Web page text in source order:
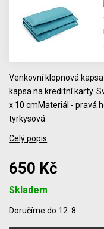
Venkovní klopnová
kapsa na kreditní karty.
x 10 cmMateriál - pravá
tyrkysová
Celý popis
650 Kč
Skladem
Doručíme do 12. 8.